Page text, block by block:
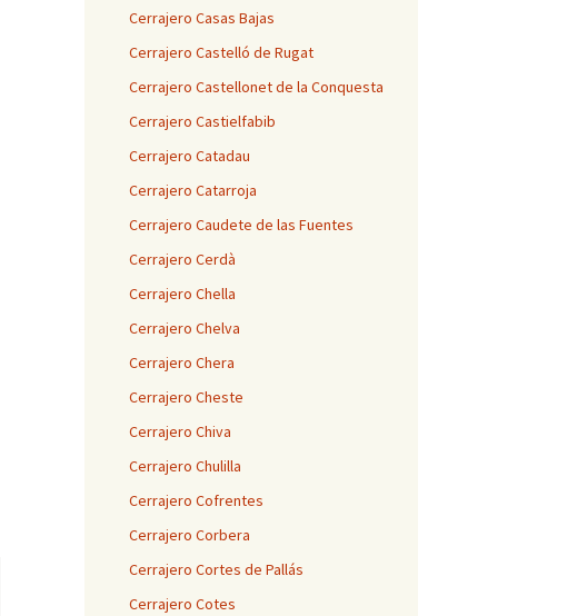
Cerrajero Casas Bajas
Cerrajero Castelló de Rugat
Cerrajero Castellonet de la Conquesta
Cerrajero Castielfabib
Cerrajero Catadau
Cerrajero Catarroja
Cerrajero Caudete de las Fuentes
Cerrajero Cerdà
Cerrajero Chella
Cerrajero Chelva
Cerrajero Chera
Cerrajero Cheste
Cerrajero Chiva
Cerrajero Chulilla
Cerrajero Cofrentes
Cerrajero Corbera
Cerrajero Cortes de Pallás
Cerrajero Cotes